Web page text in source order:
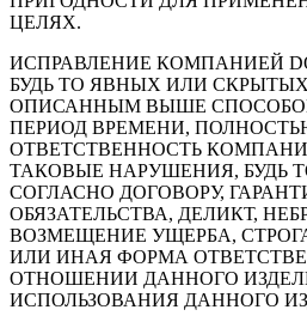
ЦЕЛЯХ.
ИСПРАВЛЕНИЕ КОМПАНИЕЙ
БУДЬ ТО ЯВНЫХ ИЛИ
ОПИСАННЫМ ВЫШЕ
ПЕРИОД ВРЕМЕНИ,
ОТВЕТСТВЕННОСТЬ
ТАКОВЫЕ НАРУШЕНИЯ, БУДЬ
СОГЛАСНО ДОГОВОРУ,
ОБЯЗАТЕЛЬСТВА, ДЕЛИКТ,
ВОЗМЕЩЕНИЕ УЩЕРБА,
ИЛИ ИНАЯ ФОРМА
ОТНОШЕНИИ ДАННОГО
ИСПОЛЬЗОВАНИЯ ДАННОГО